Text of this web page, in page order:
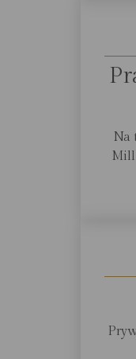
Na
Mill